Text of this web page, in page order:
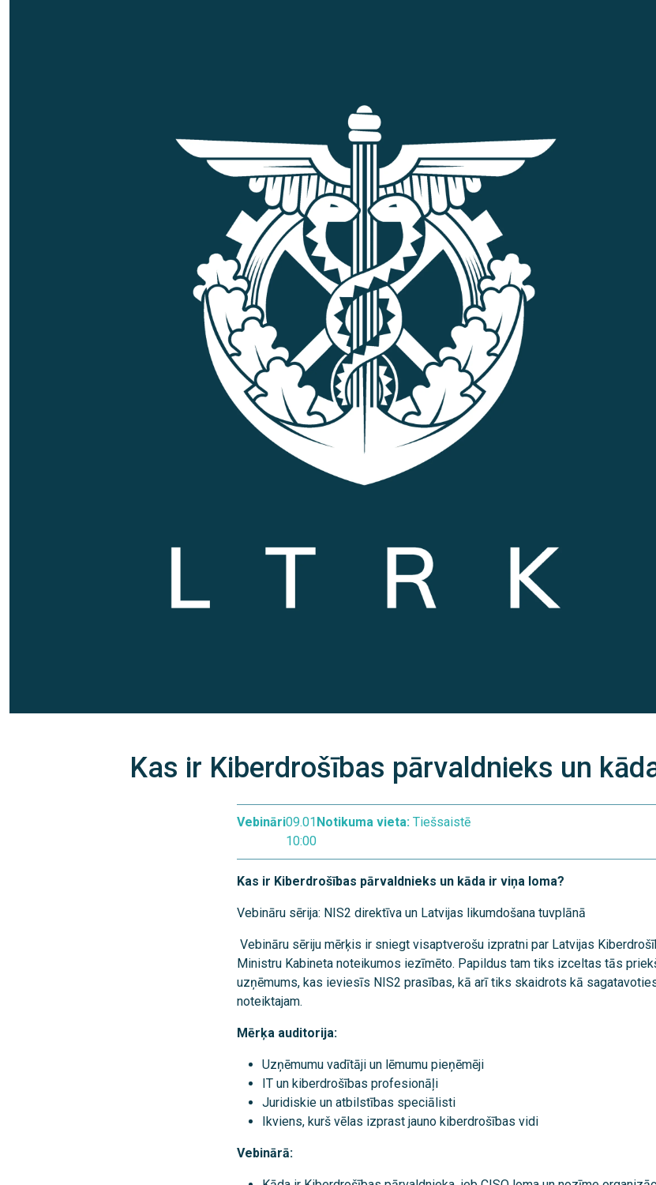
Kas ir Kiberdrošības pārvaldnieks un
Vebināri09.01
10:00
Notikuma vieta: Tiešsaistē
Kas ir Kiberdrošības pārvaldnieks un kāda ir viņa loma?
Vebināru sērija: NIS2 direktīva un Latvijas likumdošana tuvplānā
Vebināru sēriju mērķis ir sniegt visaptverošu izpratni par Latvijas
Ministru Kabineta noteikumos iezīmēto. Papildus tam tiks izceltas tās
uzņēmums, kas ieviesīs NIS2 prasības, kā arī tiks skaidrots kā
noteiktajam.
Mērķa auditorija:
Uzņēmumu vadītāji un lēmumu pieņēmēji
IT un kiberdrošības profesionāļi
Juridiskie un atbilstības speciālisti
Ikviens, kurš vēlas izprast jauno kiberdrošības vidi
Vebinārā: